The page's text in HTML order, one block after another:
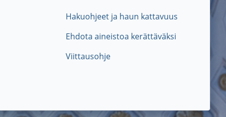
Hakuohjeet ja haun kattavuus
Ehdota aineistoa kerättäväksi
Viittausohje